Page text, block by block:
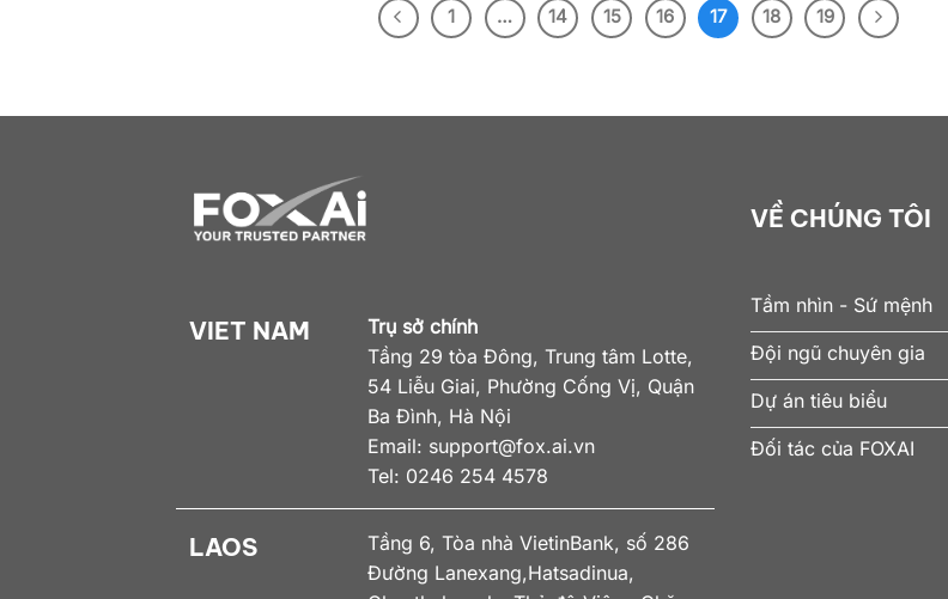
1 … 14 15 16 17 18 19
VIET NAM
Trụ sở chính
Tầng 29 tòa Đông, Trung tâm Lotte,
54 Liễu Giai, Phường Cống Vị, Quận
Ba Đình, Hà Nội
Email: support@fox.ai.vn
Tel: 0246 254 4578
LAOS
Tầng 6, Tòa nhà VietinBank, số 286
Đường Lanexang,Hatsadinua,
VỀ CHÚNG TÔI
Tầm nhìn - Sứ mệnh
Đội ngũ chuyên gia
Dự án tiêu biểu
Đối tác của FOXAI